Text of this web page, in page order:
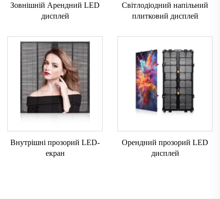
Зовнішній Арендний LED
дисплей
Світлодіодний напільний
плитковий дисплей
Внутрішні прозорий LED-
екран
Орендний прозорий LED
дисплей